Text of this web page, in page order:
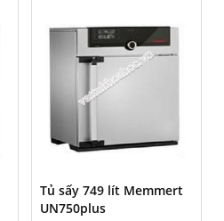
Tủ sấy 749 lít Memmert
UN750plus